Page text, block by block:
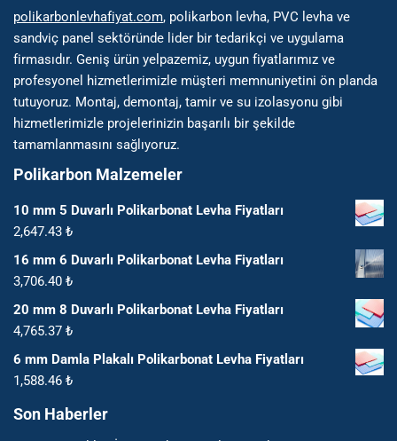
polikarbonlevhafiyat.com, polikarbon levha, PVC levha ve
sandviç panel sektöründe lider bir tedarikçi ve uygulama
firmasıdır. Geniş ürün yelpazemiz, uygun fiyatlarımız ve
profesyonel hizmetlerimizle müşteri memnuniyetini ön planda
tutuyoruz. Montaj, demontaj, tamir ve su izolasyonu gibi
hizmetlerimizle projelerinizin başarılı bir şekilde
tamamlanmasını sağlıyoruz.
Polikarbon Malzemeler
10 mm 5 Duvarlı Polikarbonat Levha Fiyatları
2,647.43 ₺
16 mm 6 Duvarlı Polikarbonat Levha Fiyatları
3,706.40 ₺
20 mm 8 Duvarlı Polikarbonat Levha Fiyatları
4,765.37 ₺
6 mm Damla Plakalı Polikarbonat Levha Fiyatları
1,588.46 ₺
Son Haberler